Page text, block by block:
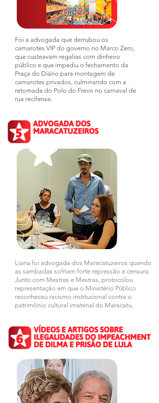
Foi a advogada que derrubou os
camarotes VIP do governo no Marco Zero,
que custeavam regalias com dinheiro
público e que impediu o fechamento da
Praça do Diário para montagem de
camarotes privados, culminando com a
retomada do Polo do Frevo no carnaval de
rua recifense.
Liana foi advogada dos Maracatuzeiros quando
as sambadas sofriam forte repressão e censura.
Junto com Mestres e Mestras, protocolou
representação em que o Ministério Público
reconheceu racismo institucional contra o
patrimônio cultural imaterial do Maracatu.